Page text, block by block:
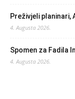
Preživjeli planinari,
4. Augusta 2026.
Spomen za Fadila
4. Augusta 2026.